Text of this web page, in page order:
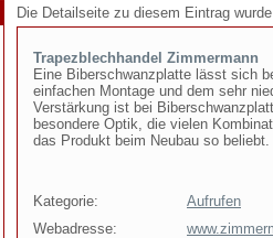
Die Detailseite zu diesem Eintrag
Trapezblechhandel Zimmermann
Eine Biberschwanzplatte lässt sich
einfachen Montage und dem sehr
Verstärkung ist bei
besondere Optik, die vielen
das Produkt beim Neubau so beliebt.
Kategorie:
Aufrufen
Webadresse: